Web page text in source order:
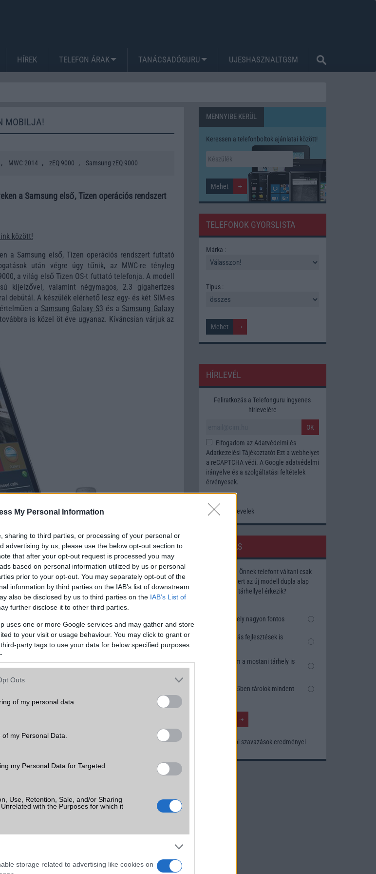
My Personal Information
sharing to third parties, or processing of your personal or
advertising by us, please use the below opt-out section to
that after your opt-out request is processed you may
based on personal information utilized by us or personal
prior to your opt-out. You may separately opt-out of the
information by third parties on the IAB’s list of downstream
also be disclosed by us to third parties on the IAB’s List of
further disclose it to other third parties.
uses one or more Google services and may gather and store
to your visit or usage behaviour. You may click to grant or
party tags to use your data for below specified purposes
Outs
of my personal data.
my Personal Data.
my Personal Data for Targeted
Use, Retention, Sale, and/or Sharing
with the Purposes for which it
storage related to advertising like cookies on
HÍREK TELEFON ÁRAK TANÁCSADÓGURU UJESHASZNALTGSM
MOBILJA!
, MWC 2014 , zEQ 9000 , Samsung zEQ 9000
a Samsung első, Tizen operációs rendszert
között!
a Samsung első, Tizen operációs rendszert futtató
után végre úgy tűnik, az MWC-re tényleg
a világ első Tizen OS-t futtató telefonja. A modell
kijelzővel, valamint négymagos, 2.3 gigahertzes
debütál. A készülék elérhető lesz egy- és két SIM-es
a Samsung Galaxy S3 és a Samsung Galaxy
is közel öt éve ugyanaz. Kíváncsian várjuk az
Galaxy S26 Samsung Galaxy S26 Ultra
MENNYIBE KERÜL
Keressen a telefonboltok ajánlatai között!
TELEFONOK GYORSLISTA
Márka :
Tipus :
HÍRLEVÉL
Feliratkozás a Telefonguru ingyenes
hírlevelére
OK
Elfogadom az Adatvédelmi és
Adatkezelési TájékoztatótEzt a webhelyet
a reCAPTCHA védi. A Google adatvédelmi
irányelve és a szolgáltatási feltételek
érvényesek.
Korábbi hírlevelek
SZAVAZÁS
Megérné Önnek telefont váltani csak
azért, mert az új modell dupla alap
tárhellyel érkezik?
Igen, a tárhely nagyon fontos
Talán, ha más fejlesztések is
Nem, nekem a mostani tárhely is
Inkább felhőben tárolok mindent
Korábbi szavazások eredményei